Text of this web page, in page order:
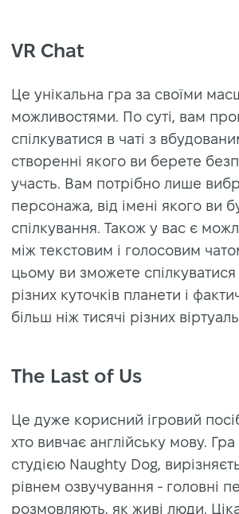
VR Chat
Це унікальна гра за своїми
можливостями. По суті, вам
спілкуватися в чаті з
створенні якого ви берете
участь. Вам потрібно лише
персонажа, від імені якого ви
спілкування. Також у вас є
між текстовим і голосовим
цьому ви зможете
різних куточків планети і
більш ніж тисячі різних
The Last of Us
Це дуже корисний ігровий
хто вивчає англійську мову.
студією Naughty Dog,
рівнем озвучування - головні
розмовляють, як живі люди.